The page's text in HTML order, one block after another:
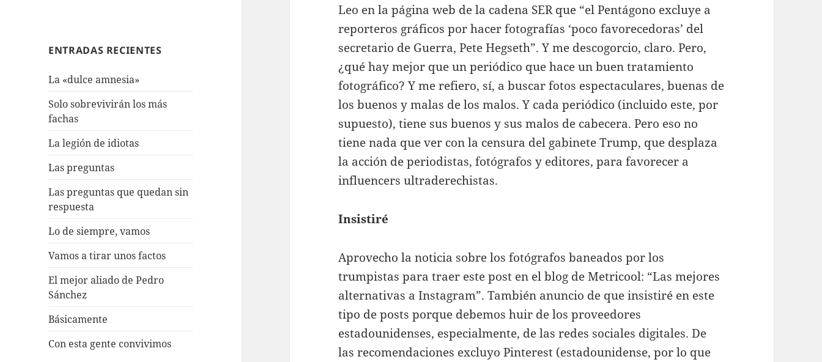
ENTRADAS RECIENTES
La «dulce amnesia»
Solo sobrevivirán los más
fachas
La legión de idiotas
Las preguntas
Las preguntas que quedan sin
respuesta
Lo de siempre, vamos
Vamos a tirar unos factos
El mejor aliado de Pedro
Sánchez
Básicamente
Con esta gente convivimos
Leo en la página web de la cadena SER que “el Pentágono excluye a
reporteros gráficos por hacer fotografías ‘poco favorecedoras’ del
secretario de Guerra, Pete Hegseth”. Y me descogorcio, claro. Pero,
¿qué hay mejor que un periódico que hace un buen tratamiento
fotográfico? Y me refiero, sí, a buscar fotos espectaculares, buenas de
los buenos y malas de los malos. Y cada periódico (incluido este, por
supuesto), tiene sus buenos y sus malos de cabecera. Pero eso no
tiene nada que ver con la censura del gabinete Trump, que desplaza
la acción de periodistas, fotógrafos y editores, para favorecer a
influencers ultraderechistas.
Insistiré
Aprovecho la noticia sobre los fotógrafos baneados por los
trumpistas para traer este post en el blog de Metricool: “Las mejores
alternativas a Instagram”. También anuncio de que insistiré en este
tipo de posts porque debemos huir de los proveedores
estadounidenses, especialmente, de las redes sociales digitales. De
las recomendaciones excluyo Pinterest (estadounidense, por lo que